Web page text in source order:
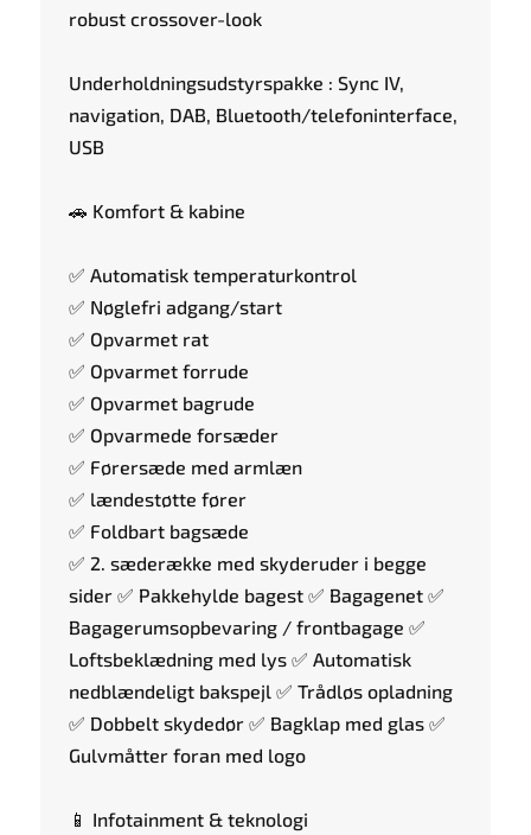
robust crossover-look
Underholdningsudstyrspakke : Sync IV,
navigation, DAB, Bluetooth/telefoninterface,
USB
🚗 Komfort & kabine
✅ Automatisk temperaturkontrol
✅ Nøglefri adgang/start
✅ Opvarmet rat
✅ Opvarmet forrude
✅ Opvarmet bagrude
✅ Opvarmede forsæder
✅ Førersæde med armlæn
✅ lændestøtte fører
✅ Foldbart bagsæde
✅ 2. sæderække med skyderuder i begge
sider ✅ Pakkehylde bagest ✅ Bagagenet ✅
Bagagerumsopbevaring / frontbagage ✅
Loftsbeklædning med lys ✅ Automatisk
nedblændeligt bakspejl ✅ Trådløs opladning
✅ Dobbelt skydedør ✅ Bagklap med glas ✅
Gulvmåtter foran med logo
📱 Infotainment & teknologi